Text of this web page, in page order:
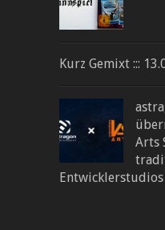
Kurz Gemixt :::
Arts